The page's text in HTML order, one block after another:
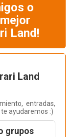
o
Land!
Land
entradas,
ayudaremos :)
grupos